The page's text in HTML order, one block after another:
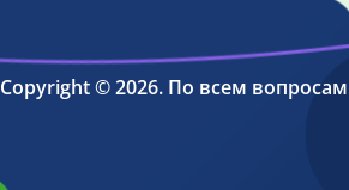
Copyright © 2026. По всем